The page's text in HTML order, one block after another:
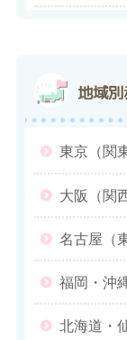
地域別
東京（関
大阪（関
名古屋（
福岡・沖
北海道・